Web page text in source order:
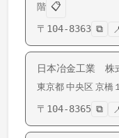
階 📋
〒 104-8363 ⧉
日本冶金工業 株
東京都 中央区 京橋
〒 104-8365 ⧉